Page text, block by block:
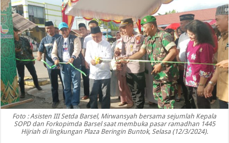
Foto : Asisten III Setda Barsel, Mirwansyah bersama sejumlah Kepala
SOPD dan Forkopimda Barsel saat membuka pasar ramadhan 1445
Hijriah di lingkungan Plaza Beringin Buntok, Selasa (12/3/2024).